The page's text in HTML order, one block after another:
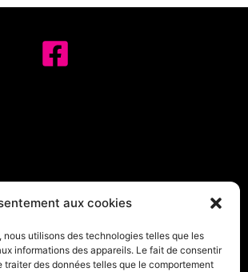
aux cookies
utilisons des technologies telles que les
informations des appareils. Le fait de consentir
des données telles que le comportement